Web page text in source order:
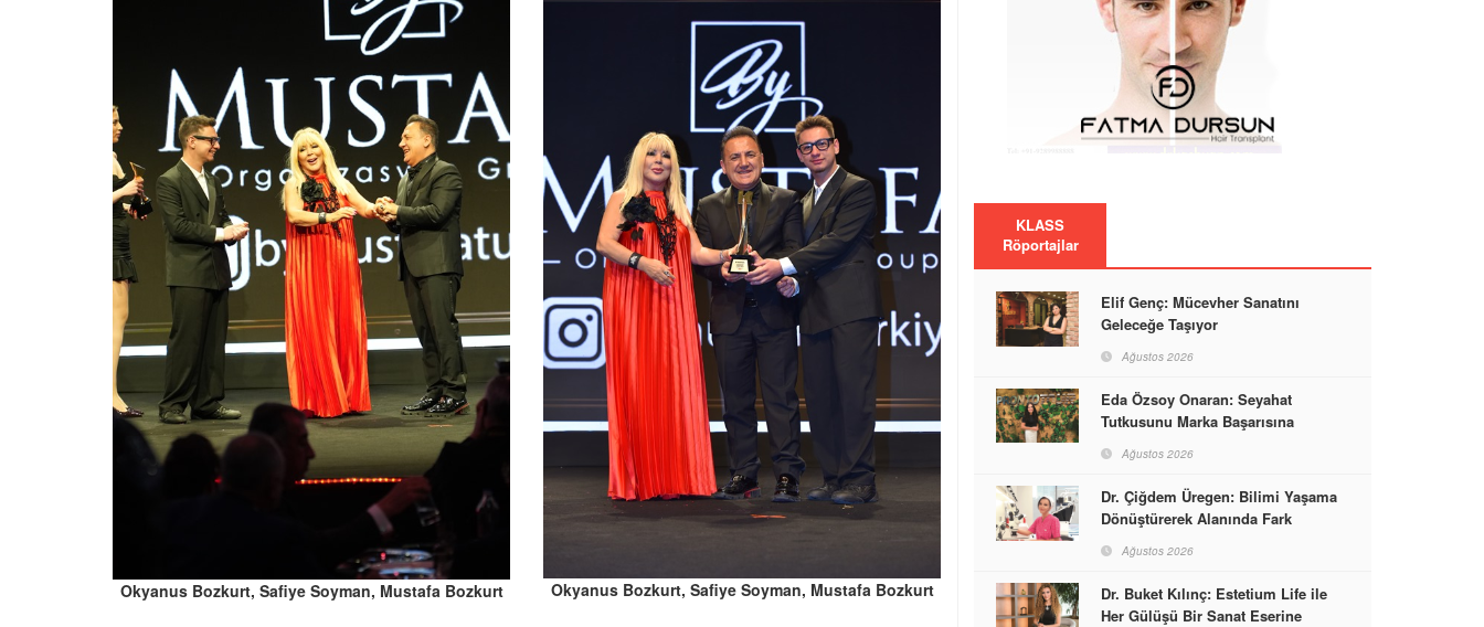
Okyanus Bozkurt, Safiye Soyman, Mustafa Bozkurt Okyanus Bozkurt, Safiye Soyman, Mustafa Bozkurt
KLASS
Röportajlar
Elif Genç: Mücevher Sanatını
Geleceğe Taşıyor
Ağustos 2026
Eda Özsoy Onaran: Seyahat
Tutkusunu Marka Başarısına
Ağustos 2026
Dr. Çiğdem Üregen: Bilimi Yaşama
Dönüştürerek Alanında Fark
Ağustos 2026
Dr. Buket Kılınç: Estetium Life ile
Her Gülüşü Bir Sanat Eserine